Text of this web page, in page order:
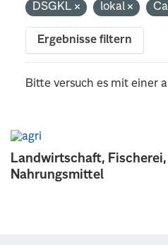
Landwirtschaft,
Nahrungsmittel
DSGKL
lokal
Ergebnisse filtern
Bitte versuch es mit einer